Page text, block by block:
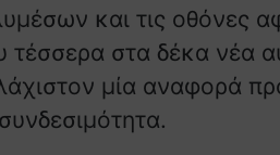
και τις οθόνες
τέσσερα στα δέκα νέα
μία αναφορά